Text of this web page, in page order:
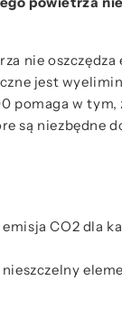
nie oszczędza
jest
pomaga w tym,
są niezbędne
CO2 dla